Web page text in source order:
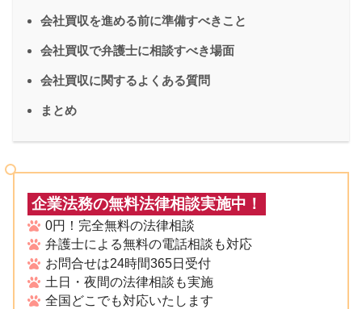
会社買収を進める前に準備すべきこと
会社買収で弁護士に相談すべき場面
会社買収に関するよくある質問
まとめ
企業法務の無料法律相談実施中！
0円！完全無料の法律相談
弁護士による無料の電話相談も対応
お問合せは24時間365日受付
土日・夜間の法律相談も実施
全国どこでも対応いたします